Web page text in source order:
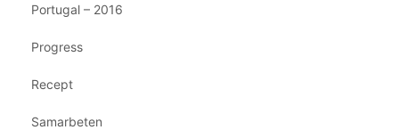
Portugal – 2016
Progress
Recept
Samarbeten